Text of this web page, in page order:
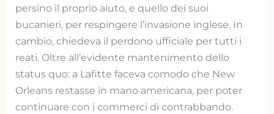
persino il proprio aiuto, e quello dei suoi
bucanieri, per respingere l’invasione inglese. In
cambio, chiedeva il perdono ufficiale per tutti i
reati. Oltre all’evidente mantenimento dello
status quo: a Lafitte faceva comodo che New
Orleans restasse in mano americana, per poter
continuare con i commerci di contrabbando.